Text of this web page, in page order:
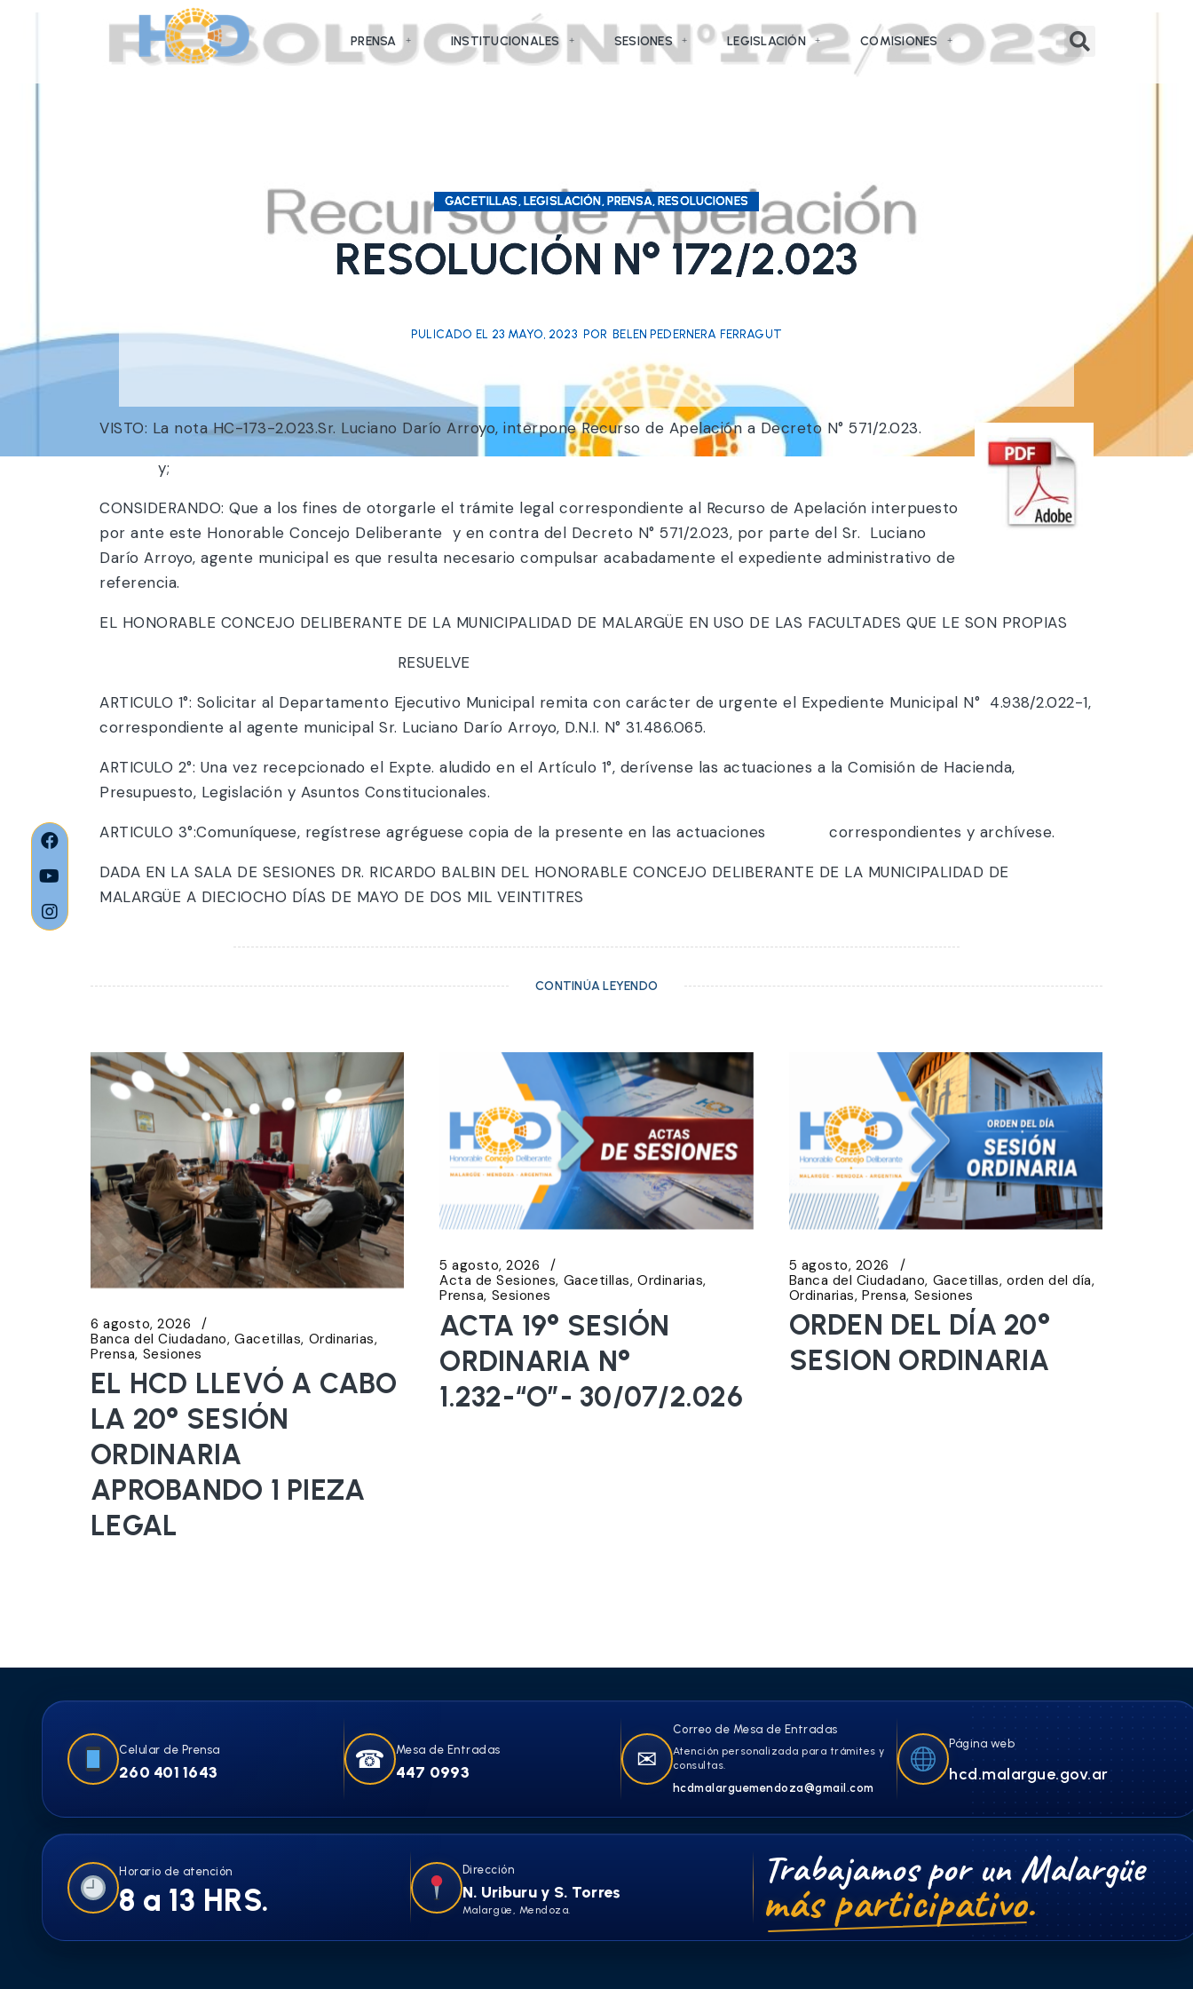
PRENSA INSTITUCIONALES SESIONES LEGISLACIÓN COMISIONES
GACETILLAS, LEGISLACIÓN, PRENSA, RESOLUCIONES
RESOLUCIÓN N° 172/2.023
PULICADO EL 23 MAYO, 2023 POR BELEN PEDERNERA FERRAGUT
VISTO: La nota HC-173-2.023.Sr. Luciano Darío Arroyo, interpone Recurso de Apelación a Decreto N° 571/2.023.
y;
CONSIDERANDO: Que a los fines de otorgarle el trámite legal correspondiente al Recurso de Apelación interpuesto
por ante este Honorable Concejo Deliberante y en contra del Decreto N° 571/2.023, por parte del Sr. Luciano
Darío Arroyo, agente municipal es que resulta necesario compulsar acabadamente el expediente administrativo de
referencia.
EL HONORABLE CONCEJO DELIBERANTE DE LA MUNICIPALIDAD DE MALARGÜE EN USO DE LAS FACULTADES QUE LE SON PROPIAS
RESUELVE
ARTICULO 1°: Solicitar al Departamento Ejecutivo Municipal remita con carácter de urgente el Expediente Municipal N° 4.938/2.022-1,
correspondiente al agente municipal Sr. Luciano Darío Arroyo, D.N.I. N° 31.486.065.
ARTICULO 2°: Una vez recepcionado el Expte. aludido en el Artículo 1°, derívense las actuaciones a la Comisión de Hacienda,
Presupuesto, Legislación y Asuntos Constitucionales.
ARTICULO 3°:Comuníquese, regístrese agréguese copia de la presente en las actuaciones correspondientes y archívese.
DADA EN LA SALA DE SESIONES DR. RICARDO BALBIN DEL HONORABLE CONCEJO DELIBERANTE DE LA MUNICIPALIDAD DE
MALARGÜE A DIECIOCHO DÍAS DE MAYO DE DOS MIL VEINTITRES
CONTINÚA LEYENDO
6 agosto, 2026
Banca del Ciudadano Gacetillas Ordinarias
Prensa Sesiones
EL HCD LLEVÓ A CABO
LA 20° SESIÓN
ORDINARIA
APROBANDO 1 PIEZA
LEGAL
5 agosto, 2026
Acta de Sesiones Gacetillas Ordinarias
Prensa Sesiones
ACTA 19° SESIÓN
ORDINARIA N°
1.232-“O”- 30/07/2.026
5 agosto, 2026
Banca del Ciudadano Gacetillas orden del día
Ordinarias Prensa Sesiones
ORDEN DEL DÍA 20°
SESION ORDINARIA
Celular de Prensa
260 401 1643 ☎ Mesa de Entradas
447 0993 ✉
Correo de Mesa de Entradas
Atención personalizada para trámites y
consultas.
hcdmalarguemendoza@gmail.com
Página web
hcd.malargue.gov.ar
Horario de atención
8 a 13 HRS.
Dirección
N. Uriburu y S. Torres
Malargüe, Mendoza.
Trabajamos por un Malargüe
más participativo.